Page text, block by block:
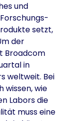
und
setzt,
der
Broadcom
in
weltweit. Bei
wissen, wie
Labors die
muss eine